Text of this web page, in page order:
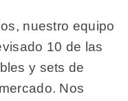
nuestro equipo
10 de las
y sets de
Nos